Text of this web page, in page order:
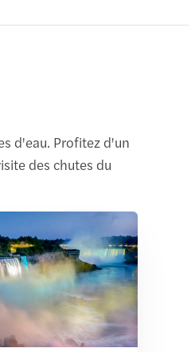
d'eau. Profitez d'un
des chutes du